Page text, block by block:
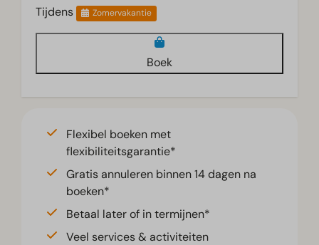
Tijdens
Zomervakantie
Boek
Flexibel boeken met
flexibiliteitsgarantie*
Gratis annuleren binnen 14 dagen na
boeken*
Betaal later of in termijnen*
Veel services & activiteiten